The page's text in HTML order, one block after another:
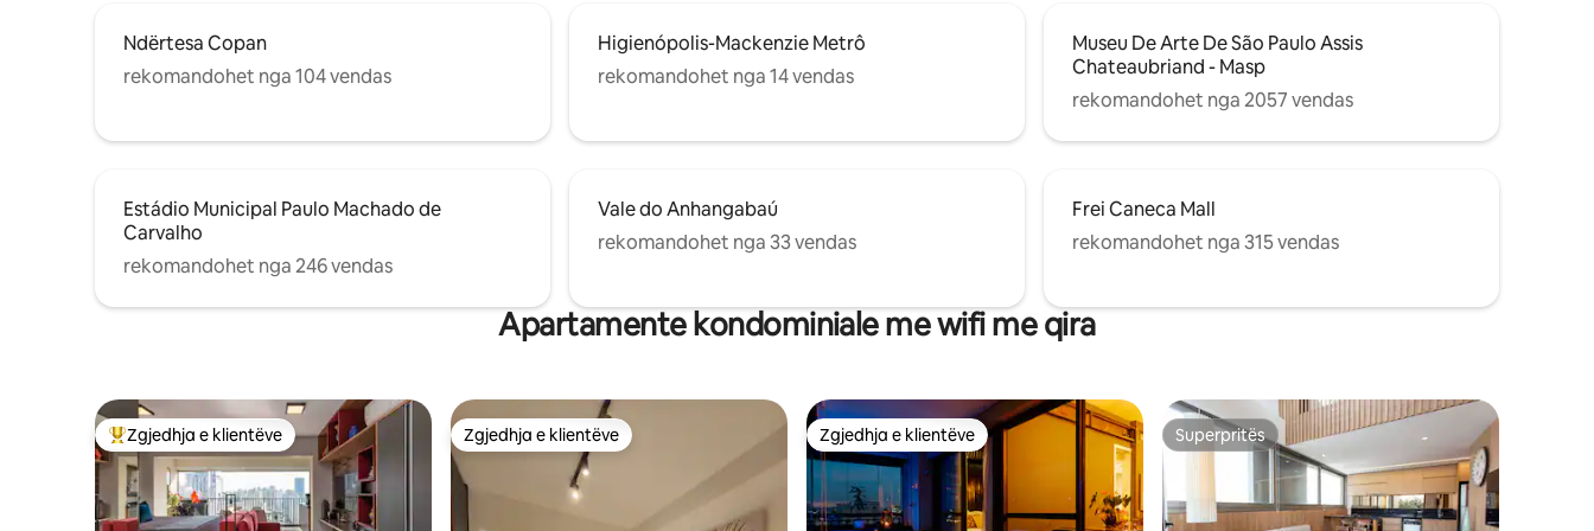
Ndërtesa Copan
rekomandohet nga 104 vendas
Higienópolis-Mackenzie Metrô
rekomandohet nga 14 vendas
Museu De Arte De São Paulo Assis
Chateaubriand - Masp
rekomandohet nga 2057 vendas
Estádio Municipal Paulo Machado de
Carvalho
rekomandohet nga 246 vendas
Vale do Anhangabaú
rekomandohet nga 33 vendas
Frei Caneca Mall
rekomandohet nga 315 vendas
Apartamente kondominiale me wifi me qira
Më të mirat e zgjedhjeve të klientëve
Zgjedhja e klientëve Zgjedhja e klientëve
Zgjedhja e klientëve Zgjedhja e klientëve
Zgjedhja e klientëve Superpritës
Superpritës